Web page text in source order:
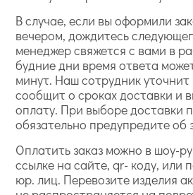
В случае, если вы оформили
вечером, дождитесь
менеджер свяжется с вами в
будние дни время ответа
минут. Наш сотрудник
сообщит о сроках доставки и
оплату. При выборе доставки
обязательно предупредите
Оплатить заказ можно в шоу-
ссылке на сайте, qr- коду, или
юр. лиц. Перевозите изделия